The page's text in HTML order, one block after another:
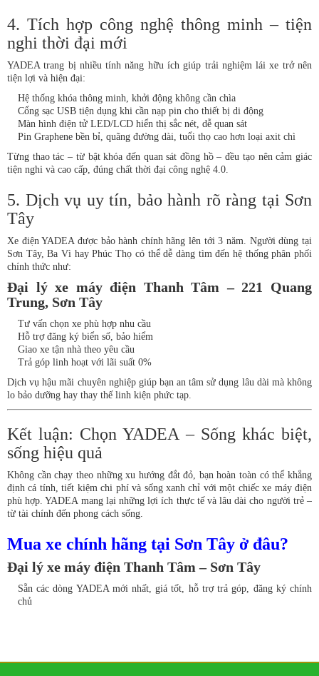
4. Tích hợp công nghệ thông minh – tiện
nghi thời đại mới
YADEA trang bị nhiều tính năng hữu ích giúp trải nghiệm lái xe trở nên
tiện lợi và hiện đại:
Hệ thống khóa thông minh, khởi động không cần chìa
Cổng sạc USB tiện dụng khi cần nạp pin cho thiết bị di động
Màn hình điện tử LED/LCD hiển thị sắc nét, dễ quan sát
Pin Graphene bền bỉ, quãng đường dài, tuổi thọ cao hơn loại axit chì
Từng thao tác – từ bật khóa đến quan sát đồng hồ – đều tạo nên cảm giác
tiện nghi và cao cấp, đúng chất thời đại công nghệ 4.0.
5. Dịch vụ uy tín, bảo hành rõ ràng tại Sơn
Tây
Xe điện YADEA được bảo hành chính hãng lên tới 3 năm. Người dùng tại
Sơn Tây, Ba Vì hay Phúc Thọ có thể dễ dàng tìm đến hệ thống phân phối
chính thức như:
Đại lý xe máy điện Thanh Tâm – 221 Quang
Trung, Sơn Tây
Tư vấn chọn xe phù hợp nhu cầu
Hỗ trợ đăng ký biển số, bảo hiểm
Giao xe tận nhà theo yêu cầu
Trả góp linh hoạt với lãi suất 0%
Dịch vụ hậu mãi chuyên nghiệp giúp bạn an tâm sử dụng lâu dài mà không
lo bảo dưỡng hay thay thế linh kiện phức tạp.
Kết luận: Chọn YADEA – Sống khác biệt,
sống hiệu quả
Không cần chạy theo những xu hướng đắt đỏ, bạn hoàn toàn có thể khẳng
định cá tính, tiết kiệm chi phí và sống xanh chỉ với một chiếc xe máy điện
phù hợp. YADEA mang lại những lợi ích thực tế và lâu dài cho người trẻ –
từ tài chính đến phong cách sống.
Mua xe chính hãng tại Sơn Tây ở đâu?
Đại lý xe máy điện Thanh Tâm – Sơn Tây
Sẵn các dòng YADEA mới nhất, giá tốt, hỗ trợ trả góp, đăng ký chính
chủ